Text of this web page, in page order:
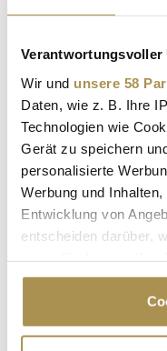
Verantwortungsvoller
Wir und unsere 58
Daten, wie z. B. Ihre
Technologien wie
Gerät zu speichern
personalisierte
Werbung und
Entwicklung von
entscheiden darüber,
Cookie-Erklärung
Trigger Symbol